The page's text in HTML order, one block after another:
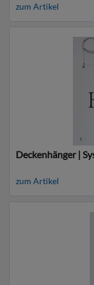
zum Artikel
Deckenhänger |
zum Artikel